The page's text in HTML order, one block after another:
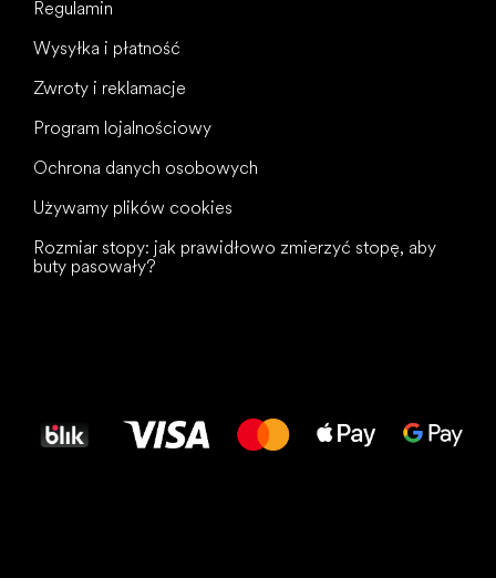
Regulamin
Wysyłka i płatność
Zwroty i reklamacje
Program lojalnościowy
Ochrona danych osobowych
Używamy plików cookies
Rozmiar stopy: jak prawidłowo zmierzyć stopę, aby
buty pasowały?